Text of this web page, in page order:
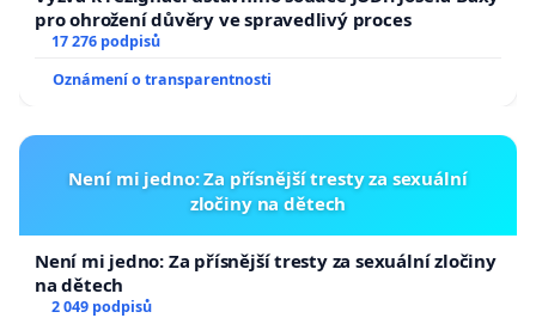
pro ohrožení důvěry ve spravedlivý proces
17 276 podpisů
Oznámení o transparentnosti
Není mi jedno: Za přísnější tresty za sexuální
zločiny na dětech
Není mi jedno: Za přísnější tresty za sexuální zločiny
na dětech
2 049 podpisů